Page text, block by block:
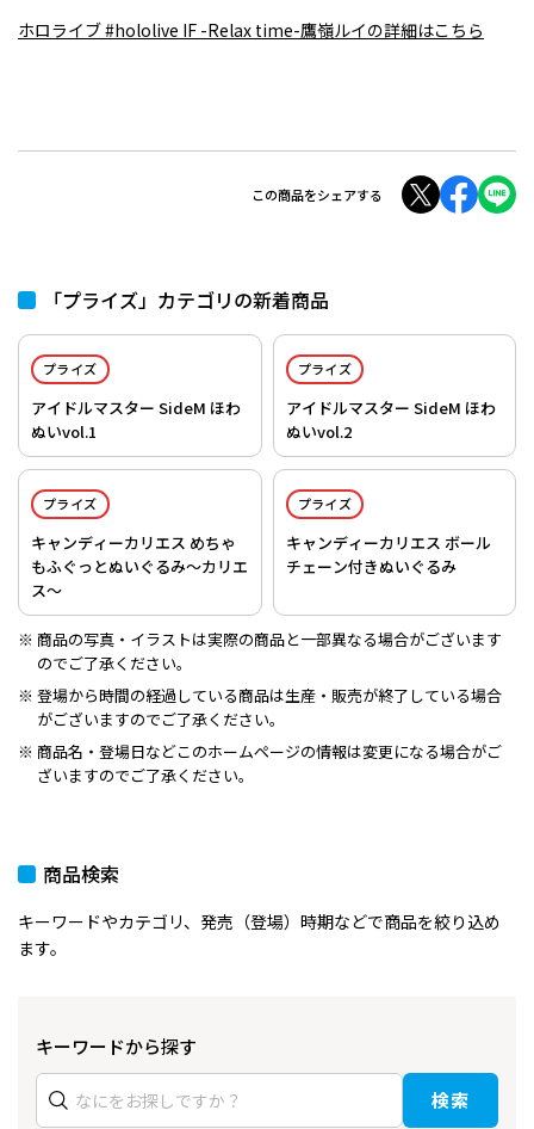
ホロライブ #hololive IF -Relax time-鷹嶺ルイの詳細はこちら
この商品をシェアする
「プライズ」カテゴリの新着商品
プライズ
アイドルマスター SideM ほわ
ぬいvol.1
プライズ
アイドルマスター SideM ほわ
ぬいvol.2
プライズ
キャンディーカリエス めちゃ
もふぐっとぬいぐるみ～カリエ
ス～
プライズ
キャンディーカリエス ボール
チェーン付きぬいぐるみ
商品の写真・イラストは実際の商品と一部異なる場合がございます
のでご了承ください。
登場から時間の経過している商品は生産・販売が終了している場合
がございますのでご了承ください。
商品名・登場日などこのホームページの情報は変更になる場合がご
ざいますのでご了承ください。
商品検索
キーワードやカテゴリ、発売（登場）時期などで商品を絞り込め
ます。
キーワードから探す
検索